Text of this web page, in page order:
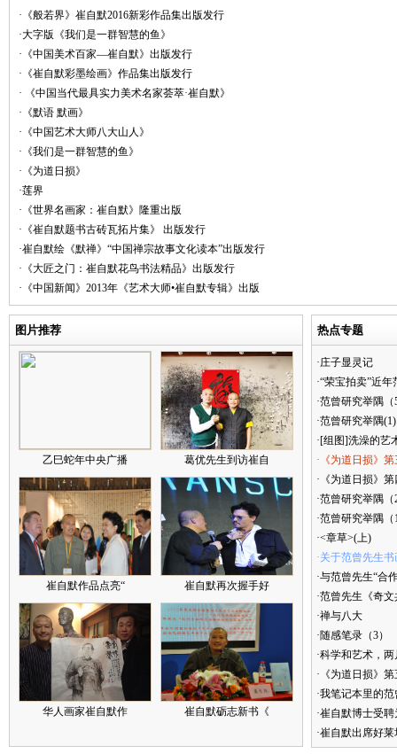
·《般若界》崔自默2016新彩作品集出版发行
·大字版《我们是一群智慧的鱼》
·《中国美术百家—崔自默》出版发行
·《崔自默彩墨绘画》作品集出版发行
· 《中国当代最具实力美术名家荟萃·崔自默》
·《默语 默画》
·《中国艺术大师八大山人》
·《我们是一群智慧的鱼》
·《为道日损》
·莲界
·《世界名画家：崔自默》隆重出版
·《崔自默题书古砖瓦拓片集》 出版发行
·崔自默绘《默禅》“中国禅宗故事文化读本”出版发行
·《大匠之门：崔自默花鸟书法精品》出版发行
·《中国新闻》2013年《艺术大师•崔自默专辑》出版
图片推荐
乙巳蛇年中央广播 葛优先生到访崔自
崔自默作品点亮“ 崔自默再次握手好
华人画家崔自默作 崔自默砺志新书《
热点专题
·庄子显灵记
·“荣宝拍卖”近
·范曾研究举隅（
·范曾研究举隅(1)
·[组图]洗澡的艺
·《为道日损》
·《为道日损》
·范曾研究举隅（
·范曾研究举隅（
·<章草>(上)
·关于范曾先生
·与范曾先生“合
·范曾先生《奇
·禅与八大
·随感笔录（3）
·科学和艺术，
·《为道日损》
·我笔记本里的
·崔自默博士受
·崔自默出席好